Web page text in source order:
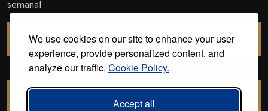
We use cookies on our site to enhance your user
experience, provide personalized content, and
analyze our traffic. Cookie Policy.
Accept all
semanal
SUSCRIBIRSE